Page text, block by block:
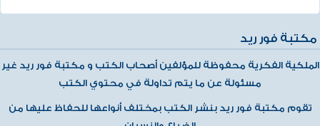
مكتبة فور ريد
الملكية الفكرية محفوظة للمؤلفين أصحاب الكتب و مكتبة فور ريد غير
مسئولة عن ما يتم تداولة في محتوي الكتب
تقوم مكتبة فور ريد بنشر الكتب بمختلف أنواعها للحفاظ عليها من